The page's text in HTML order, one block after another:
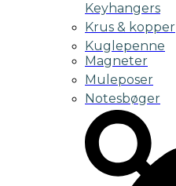
Keyhangers
Krus & kopper
Kuglepenne
Magneter
Muleposer
Notesbøger